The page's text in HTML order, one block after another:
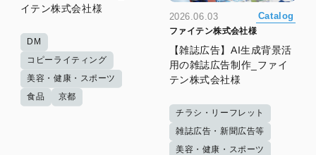
イテン株式会社様
DM
コピーライティング
美容・健康・スポーツ
食品
京都
2026.06.03 Catalog
ファイテン株式会社様
【雑誌広告】AI生成背景活
用の雑誌広告制作_ファイ
テン株式会社様
チラシ・リーフレット
雑誌広告・新聞広告等
美容・健康・スポーツ